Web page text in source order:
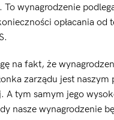
wynagrodzenie
opłacania od
na fakt, że
zarządu jest naszym
A tym samym jego
nasze wynagrodzenie